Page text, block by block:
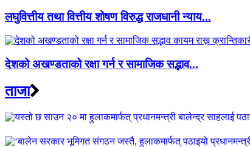
लघुवित्तीय तथा वित्तीय शोषण विरुद्ध राजधानी न्याय...
देशको अखण्डताको रक्षा गर्न र सामाजिक सद्भाव...
ताजा